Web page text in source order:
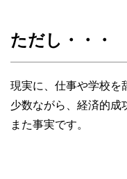
ただし・・・
現実に、仕事や学校を
少数ながら、経済的成
また事実です。